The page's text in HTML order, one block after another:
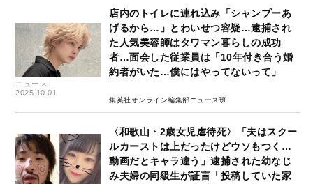
ニュース
2025.10.01
店内のトイレに連れ込み「シャンプーあ
げるから…」とわいせつ容疑…逮捕され
た人気美容師はタワマン暮らしの成功
者…面会した従業員は「10年付き合う婚
約者がいた…僕にはやってないって」
集英社オンライン編集部ニュース班
〈和歌山・2歳女児虐待死〉「夫はスクー
ルカーストは上だったけどウソもつく…
動画だとキャラ違う」逮捕された幼なじ
み夫婦の同級生が証言「投稿していた家